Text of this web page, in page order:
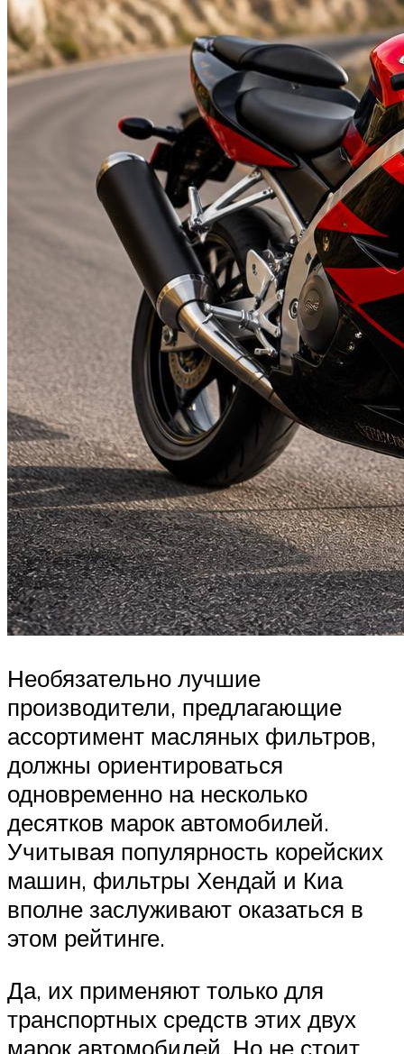
Необязательно лучшие
производители, предлагающие
ассортимент масляных фильтров,
должны ориентироваться
одновременно на несколько
десятков марок автомобилей.
Учитывая популярность корейских
машин, фильтры Хендай и Киа
вполне заслуживают оказаться в
этом рейтинге.
Да, их применяют только для
транспортных средств этих двух
марок автомобилей. Но не стоит